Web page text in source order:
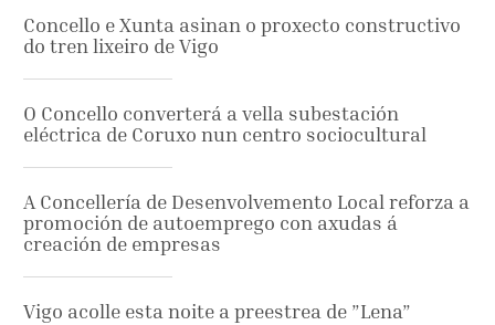
Concello e Xunta asinan o proxecto constructivo
do tren lixeiro de Vigo
O Concello converterá a vella subestación
eléctrica de Coruxo nun centro sociocultural
A Concellería de Desenvolvemento Local reforza a
promoción de autoemprego con axudas á
creación de empresas
Vigo acolle esta noite a preestrea de ”Lena”